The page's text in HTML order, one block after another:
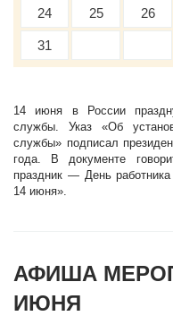
24 25 26
31
14 июня в России
службы. Указ «Об
службы» подписал
года. В документе
праздник — День
14 июня».
АФИША
ИЮНЯ